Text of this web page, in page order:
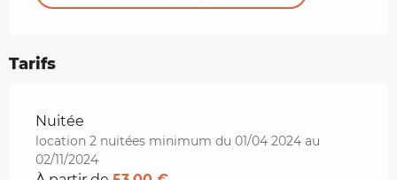
Tarifs
Tarifs 2026
Nuitée
location 2 nuitées minimum du 01/04 2024 au
02/11/2024